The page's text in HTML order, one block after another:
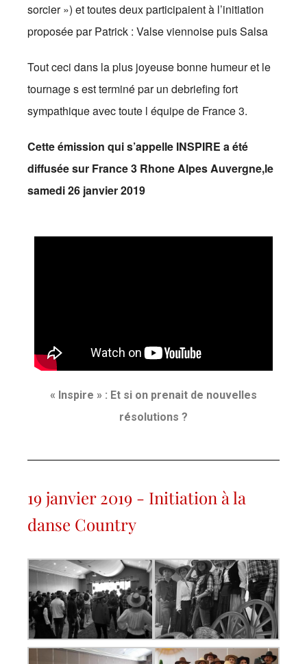
sorcier ») et toutes deux participaient à l’initiation
proposée par Patrick : Valse viennoise puis Salsa
Tout ceci dans la plus joyeuse bonne humeur et le
tournage s est terminé par un debriefing fort
sympathique avec toute l équipe de France 3.
Cette émission qui s’appelle INSPIRE a été
diffusée sur France 3 Rhone Alpes Auvergne,le
samedi 26 janvier 2019
« Inspire » : Et si on prenait de nouvelles
résolutions ?
19 janvier 2019 - Initiation à la
danse Country